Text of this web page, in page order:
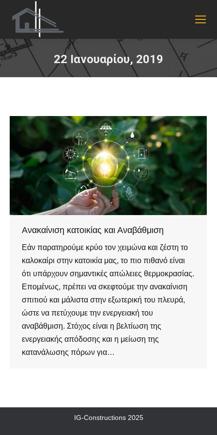
22 Ιανουαρίου, 2019
You are here:
Ανακαίνιση κατοικίας και Αναβάθμιση
Εάν παρατηρούμε κρύο τον χειμώνα και ζέστη το
καλοκαίρι στην κατοικία μας, το πιο πιθανό είναι
ότι υπάρχουν σημαντικές απώλειες θερμοκρασίας.
Επομένως, πρέπει να σκεφτούμε την ανακαίνιση
σπιτιού και μάλιστα στην εξωτερική του πλευρά,
ώστε να πετύχουμε την ενεργειακή του
αναβάθμιση. Στόχος είναι η βελτίωση της
ενεργειακής απόδοσης και η μείωση της
κατανάλωσης πόρων για…
IG-Constructions 2025